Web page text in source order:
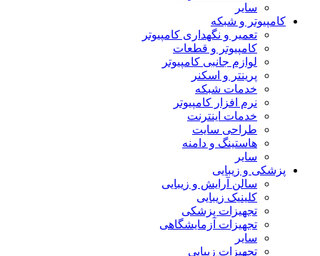
سایر
کامپیوتر و شبکه
تعمیر و نگهداری کامپیوتر
کامپیوتر و قطعات
لوازم جانبی کامپیوتر
پرینتر و اسکنر
خدمات شبکه
نرم افزار کامپیوتر
خدمات اینترنت
طراحی سایت
هاستینگ و دامنه
سایر
پزشکی و زیبایی
سالن آرایش و زیبایی
کلینیک زیبایی
تجهیزات پزشکی
تجهیزات آزمایشگاهی
سایر
تجهیزات زیبایی